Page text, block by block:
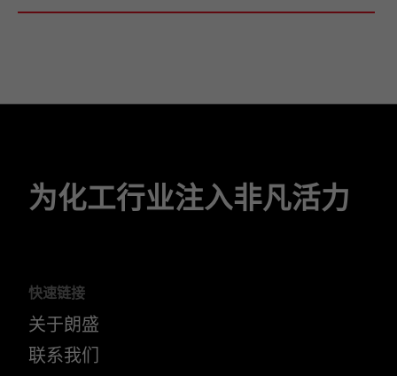
为化工行业注入非凡活力
快速链接
关于朗盛
联系我们